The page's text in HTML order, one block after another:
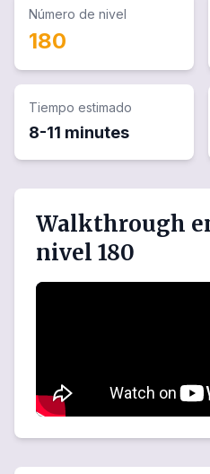
Número de nivel
180
Tiempo estimado
8-11 minutes
Walkthrough
nivel 180